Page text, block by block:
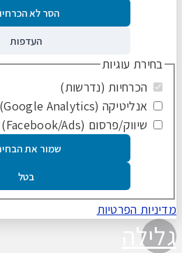
הסר לא
העדפות
בחירת עוגיות
הכרחיות (נדרשות)
אנליטיקה (Google Analytics)
שיווק/פרסום (Facebook/Ads)
שמור את
בטל
מדיניות הפרטיות
גלילה